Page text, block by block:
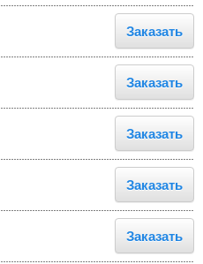
Заказать
Заказать
Заказать
Заказать
Заказать